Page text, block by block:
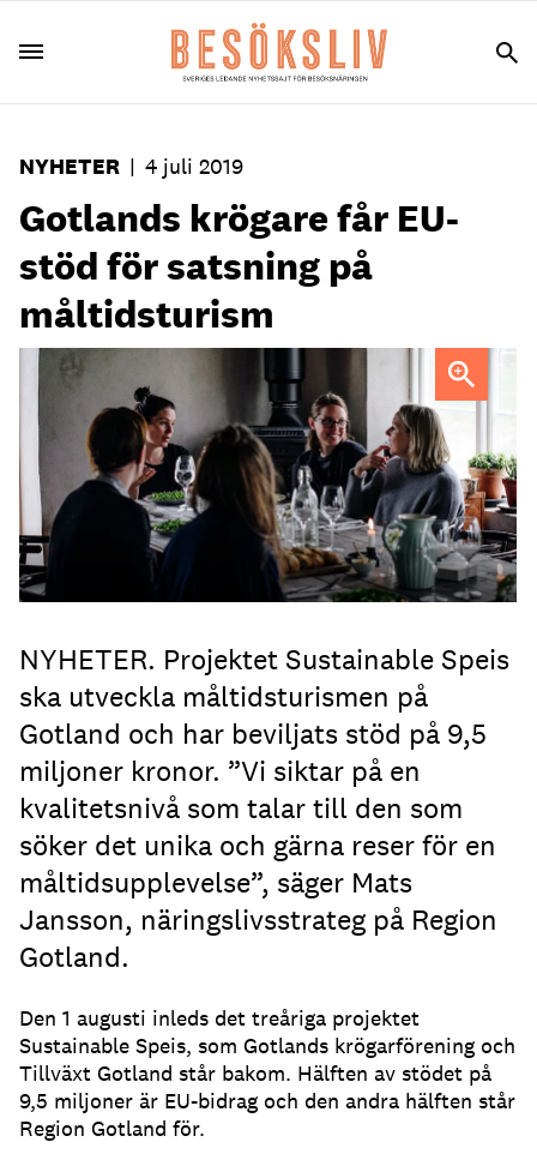
NYHETER | 4 juli 2019
Gotlands krögare får EU-
stöd för satsning på
måltidsturism
Fler gäster ska exempelvis lockas äta mat i säsong på
gården Stelor.Pressbild
NYHETER. Projektet Sustainable Speis
ska utveckla måltidsturismen på
Gotland och har beviljats stöd på 9,5
miljoner kronor. ”Vi siktar på en
kvalitetsnivå som talar till den som
söker det unika och gärna reser för en
måltidsupplevelse”, säger Mats
Jansson, näringslivsstrateg på Region
Gotland.
Den 1 augusti inleds det treåriga projektet
Sustainable Speis, som Gotlands krögarförening och
Tillväxt Gotland står bakom. Hälften av stödet på
9,5 miljoner är EU-bidrag och den andra hälften står
Region Gotland för.